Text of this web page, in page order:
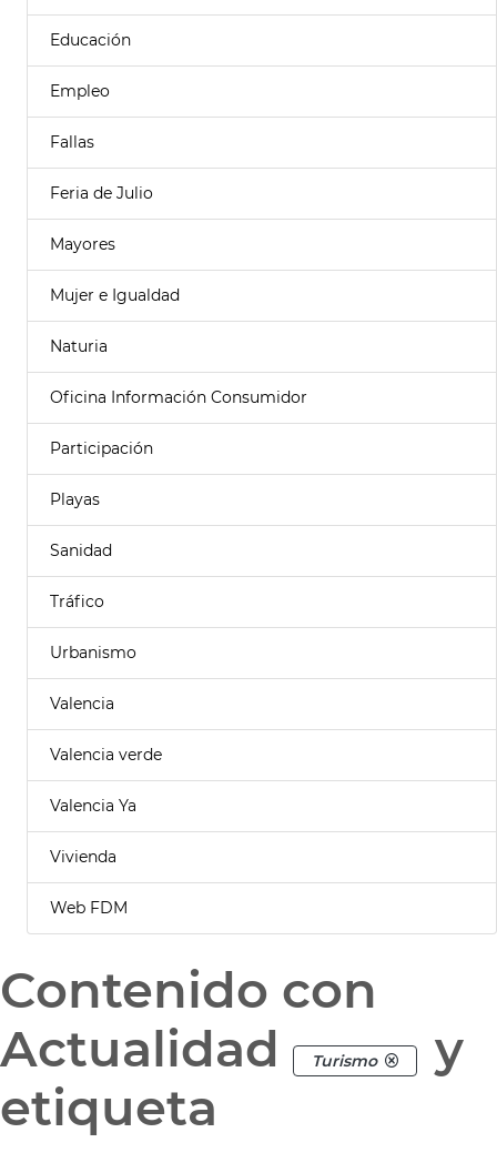
Educación
Empleo
Fallas
Feria de Julio
Mayores
Mujer e Igualdad
Naturia
Oficina Información Consumidor
Participación
Playas
Sanidad
Tráfico
Urbanismo
Valencia
Valencia verde
Valencia Ya
Vivienda
Web FDM
Contenido con
Actualidad
Turismo
y
etiqueta